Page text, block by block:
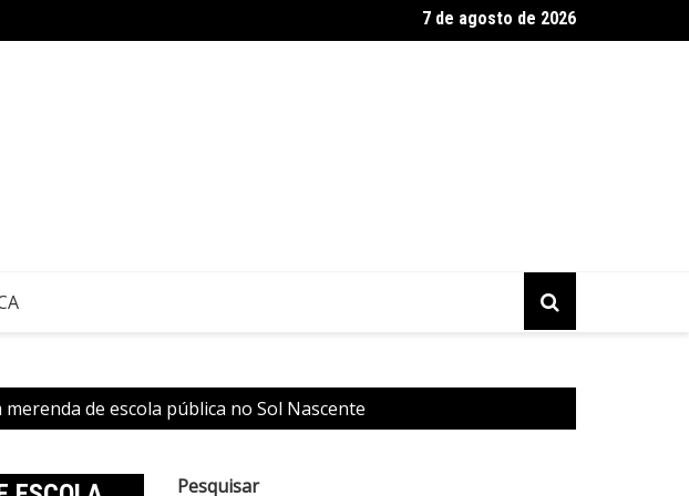
Patricia Bullrich defende apoio de Milei a Flávio e cobra retorno de
7 de agosto de 2026
de escola pública no Sol Nascente
Pesquisar